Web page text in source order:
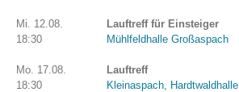
Mi. 12.08.
18:30
Lauftreff für Einsteiger
Mühlfeldhalle Großaspach
Mo. 17.08.
18:30
Lauftreff
Kleinaspach, Hardtwaldhalle